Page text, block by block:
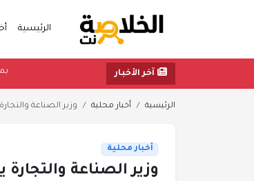
الرئيسية
آخر الأخبار
الرئيسية أخبار محلية وزير الصناعة
أخبار محلية
وزير الصناعة